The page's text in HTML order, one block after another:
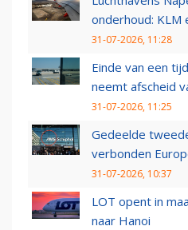
onderhoud: KLM
31-07-2026, 11:28
Einde van een
neemt afscheid
31-07-2026, 11:25
Gedeelde
verbonden
31-07-2026, 10:37
LOT opent in
naar Hanoi